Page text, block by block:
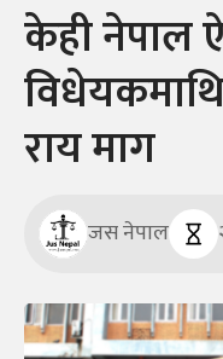
केही नेपाल
राय माग
जस नेपाल